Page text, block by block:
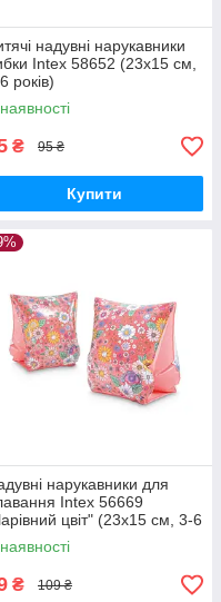
надувні нарукавники
Intex 58652 (23х15 см,
років)
₴ 95 ₴
Купити
нарукавники для
Intex 56669
цвіт" (23х15 см, 3-6
₴ 109 ₴